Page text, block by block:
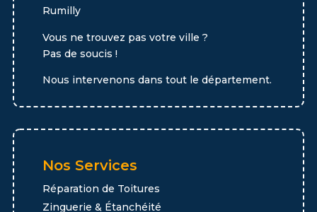
Rumilly
Vous ne trouvez pas votre ville ?
Pas de soucis !
Nous intervenons dans tout le département.
Nos Services
Réparation de Toitures
Zinguerie & Étanchéité